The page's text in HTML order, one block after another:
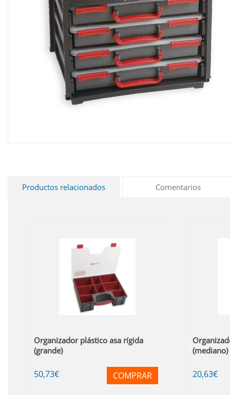
Productos relacionados Comentarios
Organizador plástico asa rígida
(grande)
50,73€ COMPRAR
(mediano)
20,63€